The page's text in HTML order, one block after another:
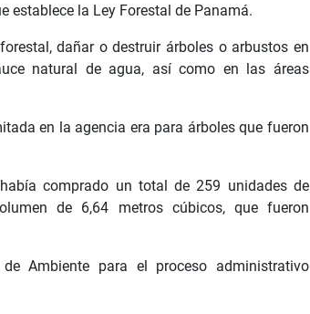
establece la Ley Forestal de Panamá.
dañar o destruir árboles o arbustos en
natural de agua, así como en las áreas
en la agencia era para árboles que fueron
comprado un total de 259 unidades de
de 6,64 metros cúbicos, que fueron
Ambiente para el proceso administrativo